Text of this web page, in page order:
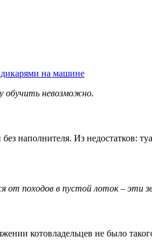
дикарями на машине
обучить невозможно.
наполнителя. Из недостатков:
походов в пустой лоток – эти
котовладельцев не было